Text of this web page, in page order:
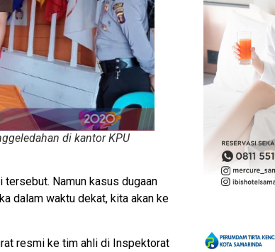
di kantor KPU
tersebut. Namun kasus dugaan
dalam waktu dekat, kita akan ke
resmi ke tim ahli di Inspektorat